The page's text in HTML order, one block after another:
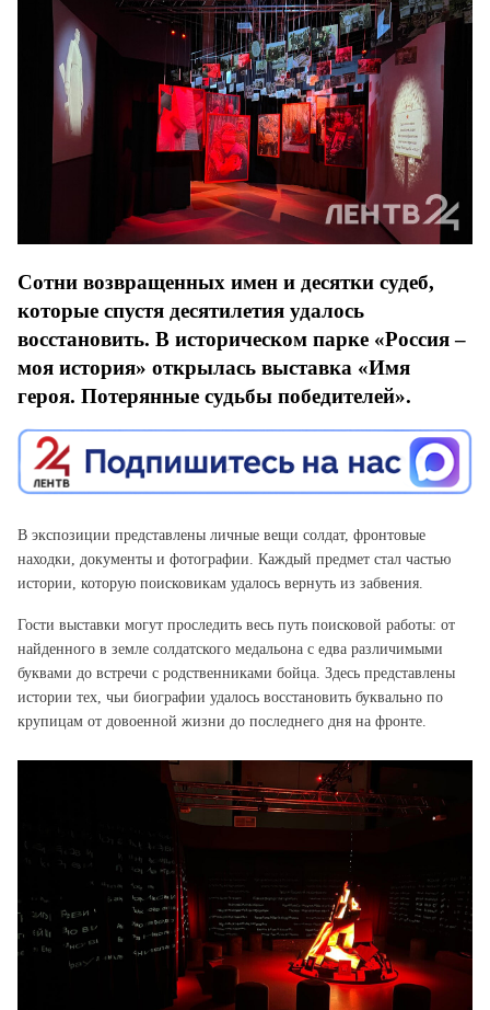
Сотни возвращенных имен и десятки судеб,
которые спустя десятилетия удалось
восстановить. В историческом парке «Россия –
моя история» открылась выставка «Имя
героя. Потерянные судьбы победителей».
В экспозиции представлены личные вещи солдат, фронтовые
находки, документы и фотографии. Каждый предмет стал частью
истории, которую поисковикам удалось вернуть из забвения.
Гости выставки могут проследить весь путь поисковой работы: от
найденного в земле солдатского медальона с едва различимыми
буквами до встречи с родственниками бойца. Здесь представлены
истории тех, чьи биографии удалось восстановить буквально по
крупицам от довоенной жизни до последнего дня на фронте.